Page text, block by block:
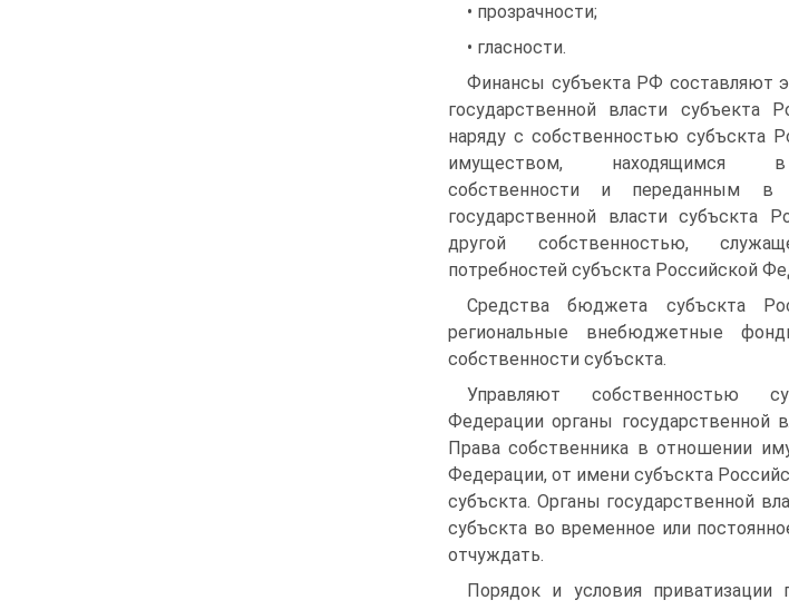
• прозрачности;
• гласности.
Финансы субъекта РФ составляют
государ­ственной власти субъекта
наряду с собствен­ностью субъскта
имуществом, находящим­ся в
собственности и переданным в
государственной власти субъскта
другой собственностью,
потребностей субъскта Российской
Средства бюджета субъскта
региональ­ные внебюджетные
собственности субъскта.
Управляют собственностью
Федерации ор­ганы государственной
Права собственника в отношении
Федерации, от имени субъскта
субъскта. Орга­ны государственной
субъскта во временное или
отчуждать.
Порядок и условия приватизации